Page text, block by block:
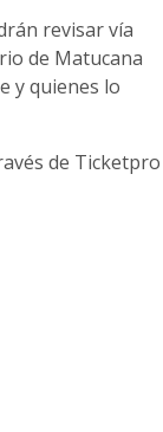
revisar vía
de Matucana
y quienes lo
de Ticketpro